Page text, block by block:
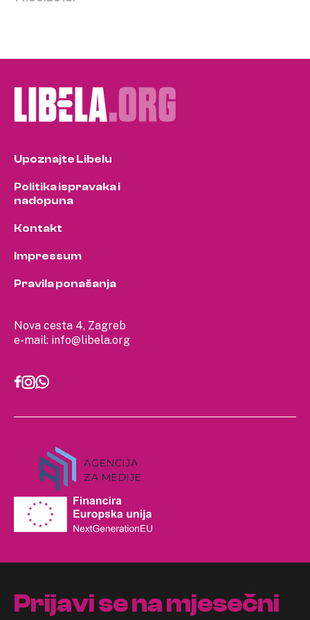
Nova cesta 4, Zagreb
e-mail: info@libela.org
Upoznajte Libelu
Politika ispravaka i
nadopuna
Kontakt
Impressum
Pravila ponašanja
Prijavi se na mjesečni